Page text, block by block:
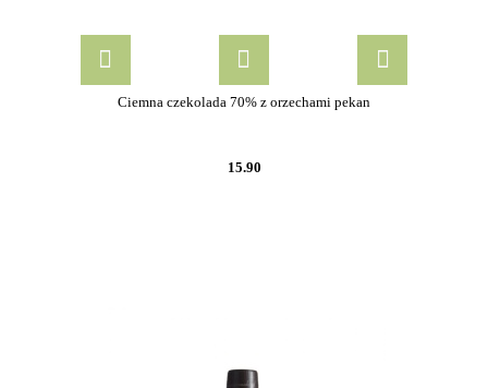
Ciemna czekolada 70% z orzechami pekan
15.90